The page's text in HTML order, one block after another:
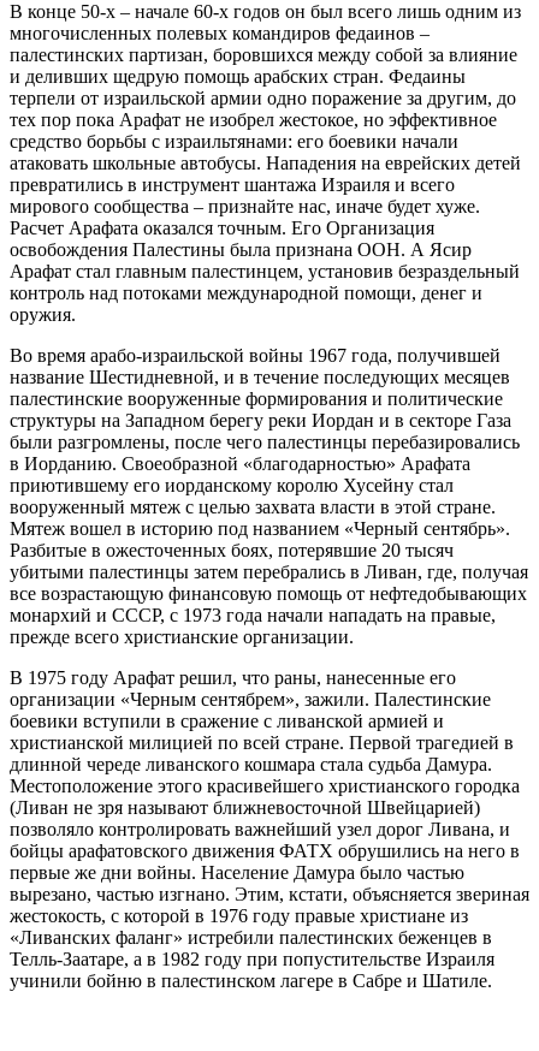
В конце 50-х – начале 60-х годов он был всего лишь одним из
многочисленных полевых командиров федаинов –
палестинских партизан, боровшихся между собой за влияние
и деливших щедрую помощь арабских стран. Федаины
терпели от израильской армии одно поражение за другим, до
тех пор пока Арафат не изобрел жестокое, но эффективное
средство борьбы с израильтянами: его боевики начали
атаковать школьные автобусы. Нападения на еврейских детей
превратились в инструмент шантажа Израиля и всего
мирового сообщества – признайте нас, иначе будет хуже.
Расчет Арафата оказался точным. Его Организация
освобождения Палестины была признана ООН. А Ясир
Арафат стал главным палестинцем, установив безраздельный
контроль над потоками международной помощи, денег и
оружия.
Во время арабо-израильской войны 1967 года, получившей
название Шестидневной, и в течение последующих месяцев
палестинские вооруженные формирования и политические
структуры на Западном берегу реки Иордан и в секторе Газа
были разгромлены, после чего палестинцы перебазировались
в Иорданию. Своеобразной «благодарностью» Арафата
приютившему его иорданскому королю Хусейну стал
вооруженный мятеж с целью захвата власти в этой стране.
Мятеж вошел в историю под названием «Черный сентябрь».
Разбитые в ожесточенных боях, потерявшие 20 тысяч
убитыми палестинцы затем перебрались в Ливан, где, получая
все возрастающую финансовую помощь от нефтедобывающих
монархий и СССР, с 1973 года начали нападать на правые,
прежде всего христианские организации.
В 1975 году Арафат решил, что раны, нанесенные его
организации «Черным сентябрем», зажили. Палестинские
боевики вступили в сражение с ливанской армией и
христианской милицией по всей стране. Первой трагедией в
длинной череде ливанского кошмара стала судьба Дамура.
Местоположение этого красивейшего христианского городка
(Ливан не зря называют ближневосточной Швейцарией)
позволяло контролировать важнейший узел дорог Ливана, и
бойцы арафатовского движения ФАТХ обрушились на него в
первые же дни войны. Население Дамура было частью
вырезано, частью изгнано. Этим, кстати, объясняется звериная
жестокость, с которой в 1976 году правые христиане из
«Ливанских фаланг» истребили палестинских беженцев в
Телль-Заатаре, а в 1982 году при попустительстве Израиля
учинили бойню в палестинском лагере в Сабре и Шатиле.